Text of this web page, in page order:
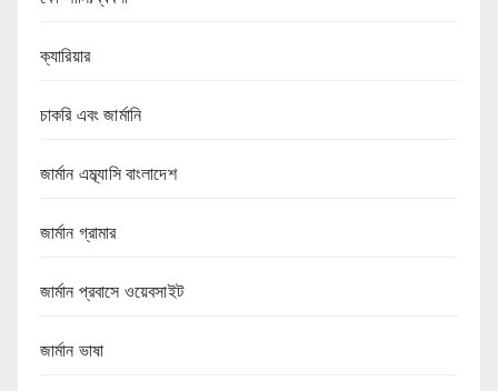
ক্যারিয়ার
চাকরি এবং জার্মানি
জার্মান এম্ব্যাসি বাংলাদেশ
জার্মান গ্রামার
জার্মান প্রবাসে ওয়েবসাইট
জার্মান ভাষা